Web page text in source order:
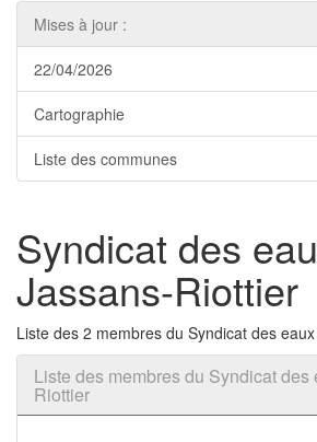
Mises à jour :
22/04/2026
Cartographie
Liste des communes
Syndicat des
Jassans-Riottier
Liste des 2 membres du Syndicat des
Liste des membres du Syndicat
Riottier